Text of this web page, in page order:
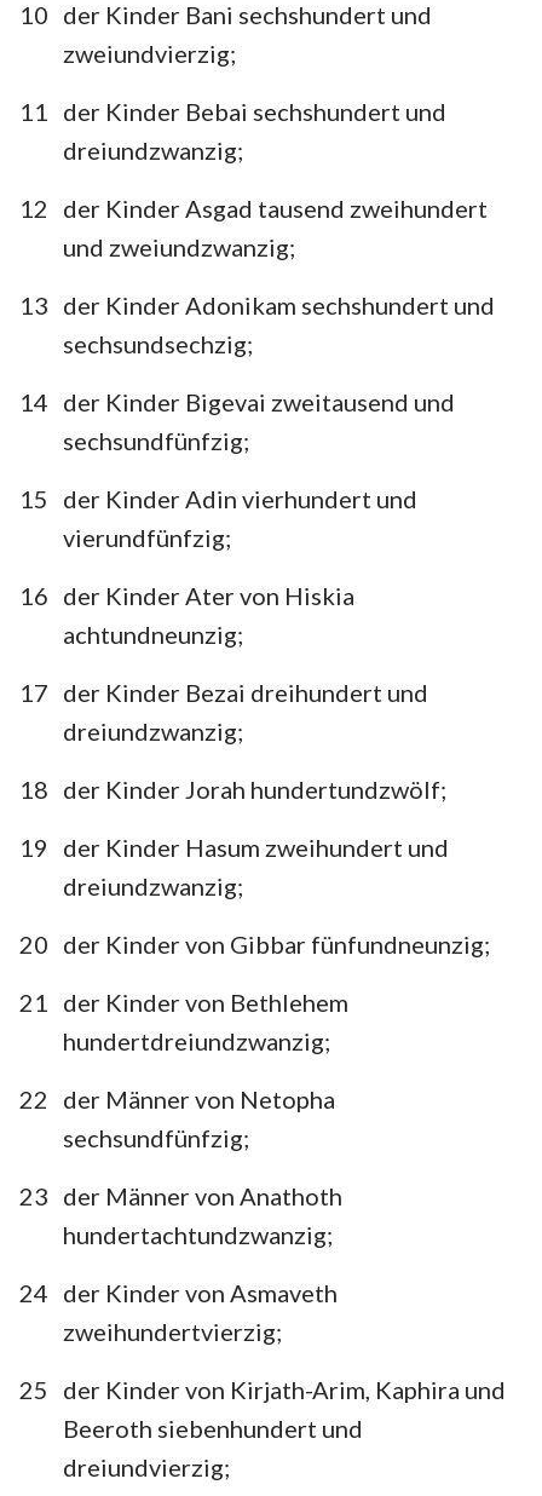
10 der Kinder Bani sechshundert und
zweiundvierzig;
11
der Kinder Bebai sechshundert und
dreiundzwanzig;
12
der Kinder Asgad tausend zweihundert
und zweiundzwanzig;
13 der Kinder Adonikam sechshundert und
sechsundsechzig;
14 der Kinder Bigevai zweitausend und
sechsundfünfzig;
15
der Kinder Adin vierhundert und
vierundfünfzig;
16 der Kinder Ater von Hiskia
achtundneunzig;
17 der Kinder Bezai dreihundert und
dreiundzwanzig;
18 der Kinder Jorah hundertundzwölf;
19
der Kinder Hasum zweihundert und
dreiundzwanzig;
20 der Kinder von Gibbar fünfundneunzig;
21
der Kinder von Bethlehem
hundertdreiundzwanzig;
22
der Männer von Netopha
sechsundfünfzig;
23 der Männer von Anathoth
hundertachtundzwanzig;
24 der Kinder von Asmaveth
zweihundertvierzig;
25
der Kinder von Kirjath-Arim, Kaphira und
Beeroth siebenhundert und
dreiundvierzig;